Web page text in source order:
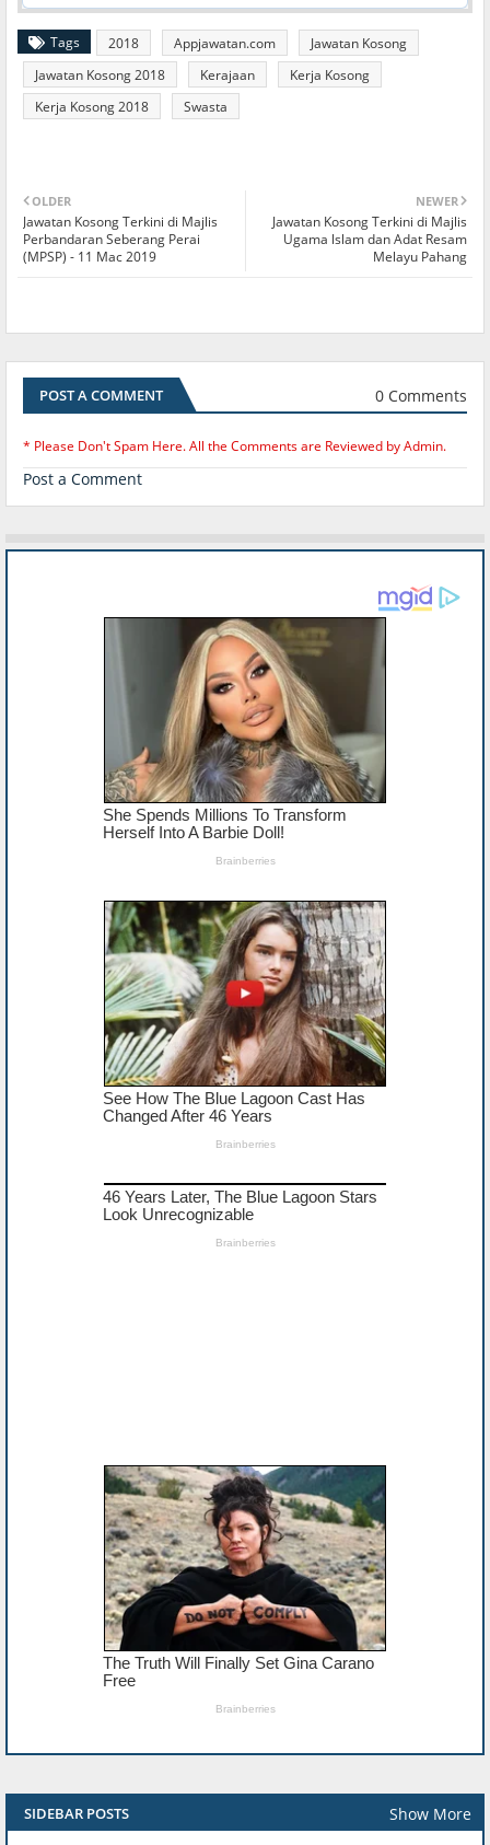
Tags 2018 Appjawatan.com
Jawatan Kosong
Jawatan Kosong 2018
Kerajaan
Kerja Kosong
Kerja Kosong 2018
Swasta
NEWER
Jawatan Kosong Terkini di Majlis
Ugama lslam dan Adat Resam
Melayu Pahang
OLDER
Jawatan Kosong Terkini di Majlis
Perbandaran Seberang Perai
(MPSP) - 11 Mac 2019
POST A COMMENT 0 Comments
* Please Don't Spam Here. All the Comments are Reviewed by Admin.
Post a Comment
SIDEBAR POSTS Show More